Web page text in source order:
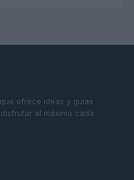
ofrece ideas y guías
al máximo cada